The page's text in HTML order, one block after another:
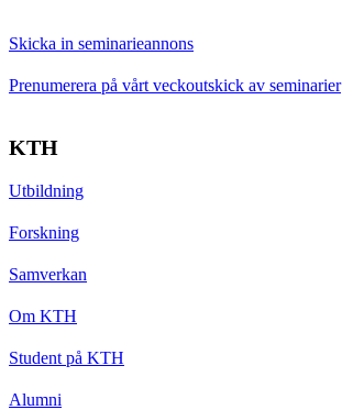
Skicka in seminarieannons
Prenumerera på vårt veckoutskick av seminarier
KTH
Utbildning
Forskning
Samverkan
Om KTH
Student på KTH
Alumni